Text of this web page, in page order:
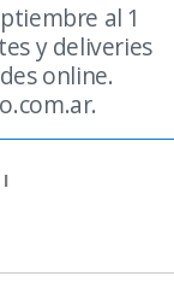
al 1
y deliveries
online.